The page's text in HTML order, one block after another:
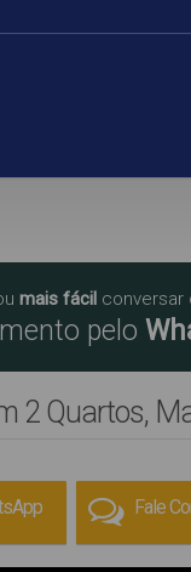
mais fácil conversar
pelo
2 Quartos,
Fale